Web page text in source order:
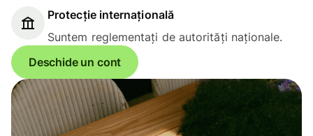
Protecție internațională
Suntem reglementați de autorități naționale.
Deschide un cont